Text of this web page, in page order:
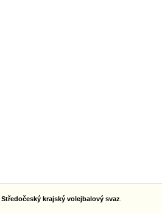
Středočeský krajský volejbalový svaz